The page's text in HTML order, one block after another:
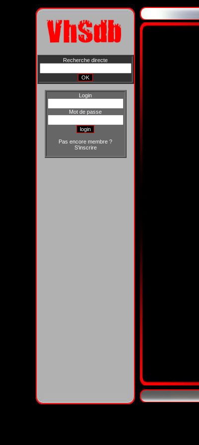
Recherche directe
Login
Mot de passe
Pas encore membre ?
S'inscrire